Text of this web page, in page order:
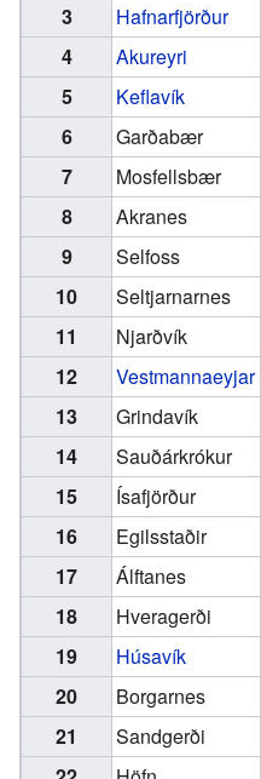
3
Hafnarfjörður
4
Akureyri
5
Keflavík
6
Garðabær
7
Mosfellsbær
8
Akranes
9
Selfoss
10
Seltjarnarnes
11
Njarðvík
12
Vestmannaeyjar
13
Grindavík
14
Sauðárkrókur
15
Ísafjörður
16
Egilsstaðir
17
Álftanes
18
Hveragerði
19
Húsavík
20
Borgarnes
21
Sandgerði